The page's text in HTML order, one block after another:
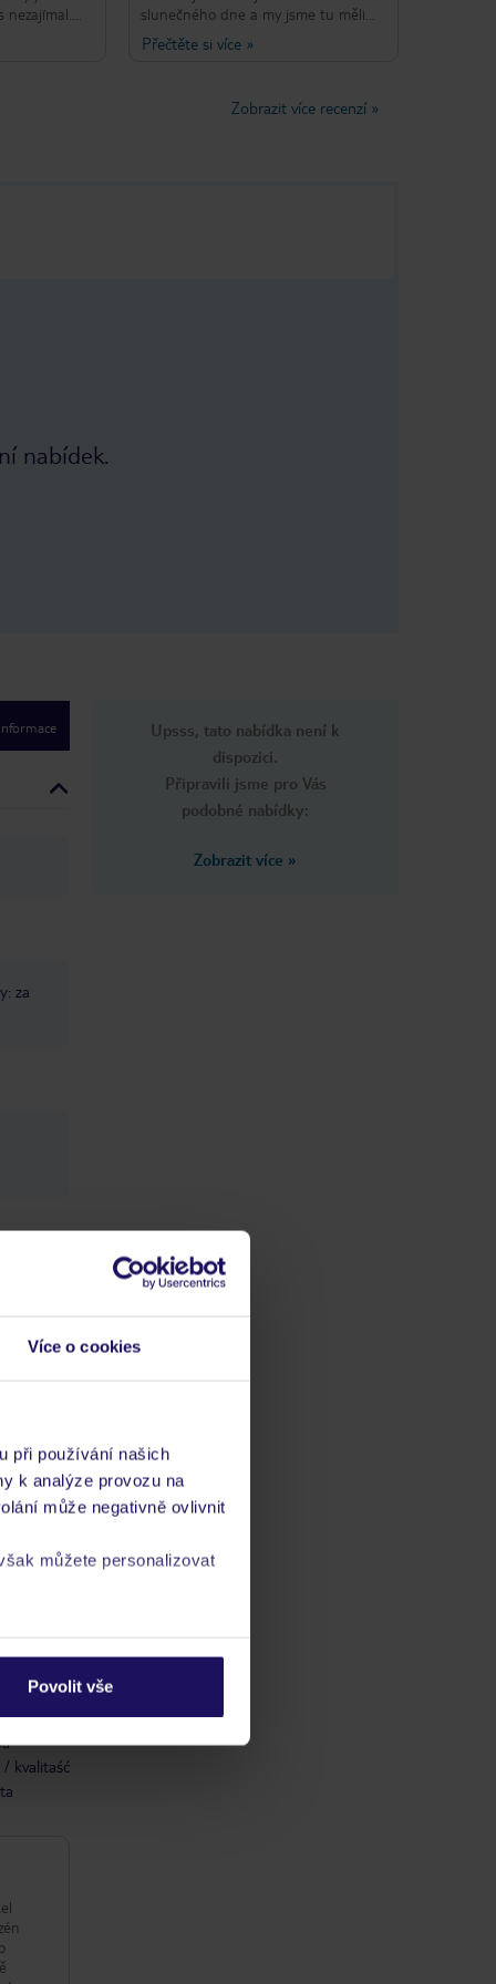
Více o cookies
při používání našich
k analýze provozu na
může negativně ovlivnit
můžete personalizovat
zásadách ochrany
Povolit vše
nezajímal.
na to nám
poslat sms,
slunečného dne a my jsme tu měli
krásný čas. Bazén a další aktivity byly
dobré, ale snídaně byla špatná. Za
skvělou anglickou snídani a jídlo.
Přečtěte si více»
Zobrazit více recenzí»
nabídek.
za
/ kvalitaść
Upsss, tato nabídka není k
dispozici.
Připravili jsme pro Vás
podobné nabídky:
Zobrazit více »